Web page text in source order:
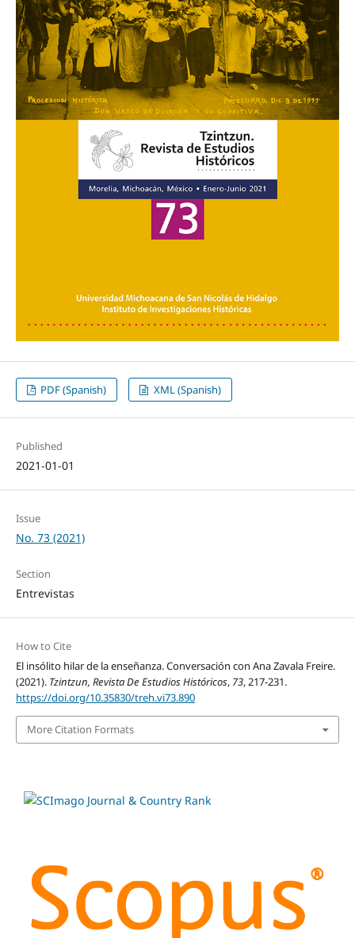
PDF (Spanish) XML (Spanish)
Published
2021-01-01
Issue
No. 73 (2021)
Section
Entrevistas
How to Cite
El insólito hilar de la enseñanza. Conversación con Ana Zavala Freire.
(2021). Tzintzun, Revista De Estudios Históricos, 73, 217-231.
https://doi.org/10.35830/treh.vi73.890
More Citation Formats